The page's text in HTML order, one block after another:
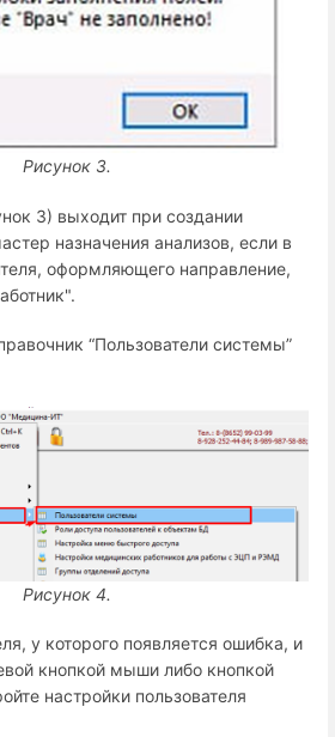
Рисунок 3.
3) выходит при создании
назначения анализов, если в
оформляющего направление,
“Пользователи системы”
Рисунок 4.
у которого появляется ошибка, и
кнопкой мыши либо кнопкой
настройки пользователя